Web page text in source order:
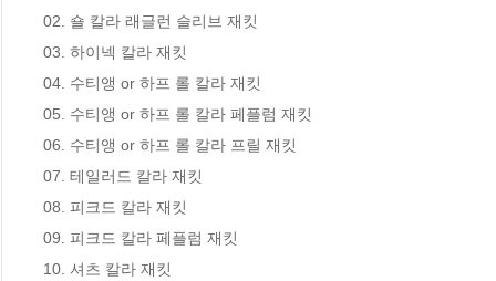
02. 숄 칼라 래글런 슬리브 재킷
03. 하이넥 칼라 재킷
04. 수티앵 or 하프 롤 칼라 재킷
05. 수티앵 or 하프 롤 칼라 페플럼 재킷
06. 수티앵 or 하프 롤 칼라 프릴 재킷
07. 테일러드 칼라 재킷
08. 피크드 칼라 재킷
09. 피크드 칼라 페플럼 재킷
10. 셔츠 칼라 재킷